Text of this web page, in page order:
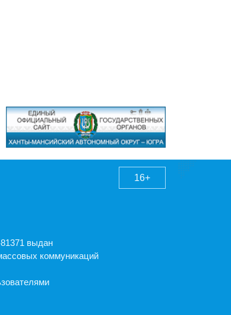
выдан
коммуникаций
16+